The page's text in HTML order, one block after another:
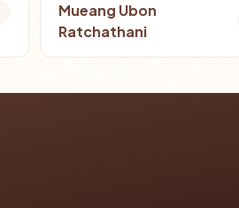
Mueang Ubon
Ratchathani